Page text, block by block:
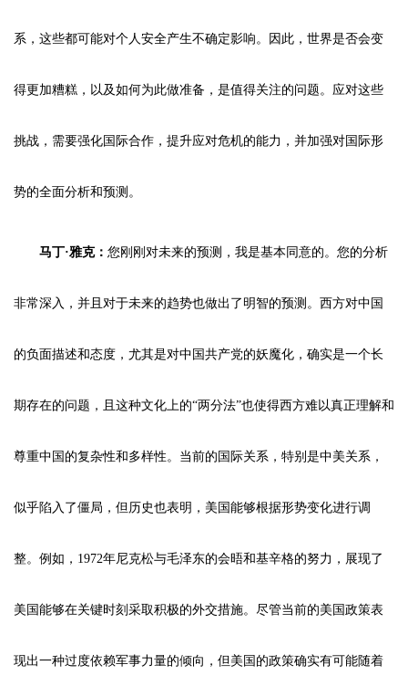
系，这些都可能对个人安全产生不确定影响。因此，世界是否会变
得更加糟糕，以及如何为此做准备，是值得关注的问题。应对这些
挑战，需要强化国际合作，提升应对危机的能力，并加强对国际形
势的全面分析和预测。
马丁·雅克： 您刚刚对未来的预测，我是基本同意的。您的分析
非常深入，并且对于未来的趋势也做出了明智的预测。西方对中国
的负面描述和态度，尤其是对中国共产党的妖魔化，确实是一个长
期存在的问题，且这种文化上的“两分法”也使得西方难以真正理解和
尊重中国的复杂性和多样性。当前的国际关系，特别是中美关系，
似乎陷入了僵局，但历史也表明，美国能够根据形势变化进行调
整。例如，1972年尼克松与毛泽东的会晤和基辛格的努力，展现了
美国能够在关键时刻采取积极的外交措施。尽管当前的美国政策表
现出一种过度依赖军事力量的倾向，但美国的政策确实有可能随着